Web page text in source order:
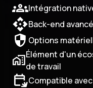
Intégration
Back-end
Options
Élément d'un
de travail
Compatible